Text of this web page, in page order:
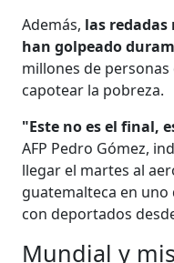
Además, las
han golpeado
millones de
capotear la pobreza.
"Este no es el final,
AFP Pedro Gómez,
llegar el martes al
guatemalteca en
con deportados
Mundial y